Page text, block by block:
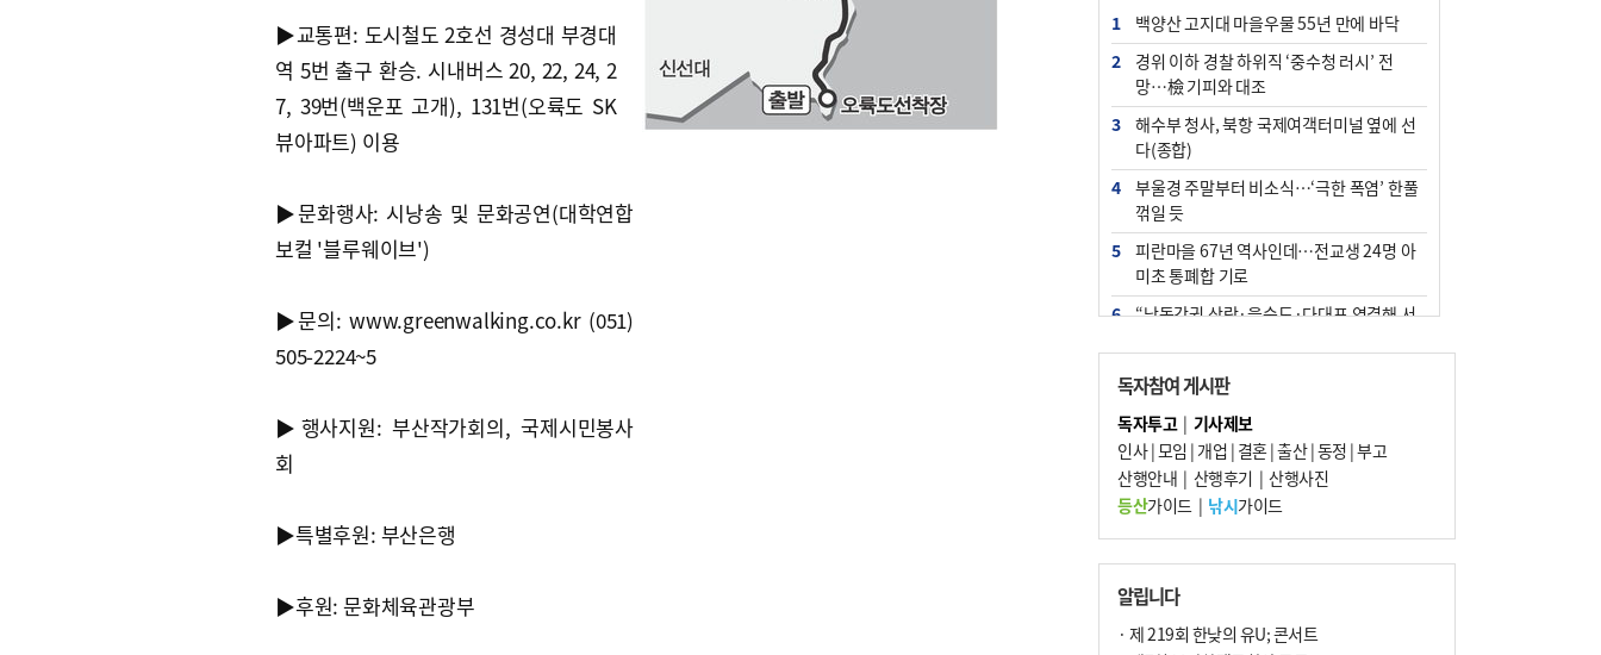
▶교통편: 도시철도 2호선 경성대 부경대
역 5번 출구 환승. 시내버스 20, 22, 24, 2
7, 39번(백운포 고개), 131번(오륙도 SK
뷰아파트) 이용
▶문화행사: 시낭송 및 문화공연(대학연합
보컬 '블루웨이브')
▶문의: www.greenwalking.co.kr (051)
505-2224~5
▶행사지원: 부산작가회의, 국제시민봉사
회
▶특별후원: 부산은행
▶후원: 문화체육관광부
1
백양산 고지대 마을우물 55년 만에 바닥
2
경위 이하 경찰 하위직 ‘중수청 러시’ 전
망…檢 기피와 대조
3
해수부 청사, 북항 국제여객터미널 옆에 선
다(종합)
4
부울경 주말부터 비소식…‘극한 폭염’ 한풀
꺾일 듯
5
피란마을 67년 역사인데…전교생 24명 아
미초 통폐합 기로
6
“낙동강권 삼락·을숙도·다대포 연결해 서
7
오늘의 날씨- 2026년 8월 7일
8
[사설] 해수부 신청사 북항으로 확정, 해양
수도 도약의 전환점
9
외국인 선원 ‘인신매매 경유지’ 된 부산…
우려가 현실로
10 르노 못 타는 부산시장…관용차 규정에 막
힌 지역기업 응원
독자참여 게시판
독자투고| 기사제보
인사|모임 | 개업 | 결혼|출산|동정 |부고
산행안내 | 산행후기 | 산행사진
등산가이드| 낚시가이드
알립니다
· 제 219회 한낮의 유U; 콘서트